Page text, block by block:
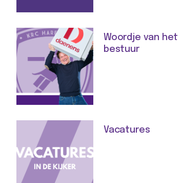
Woordje van het
bestuur
Vacatures